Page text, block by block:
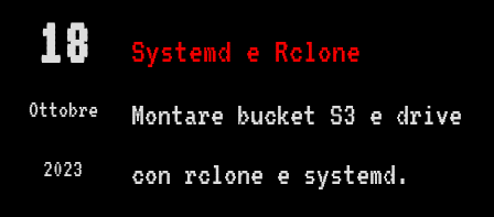
18
Ottobre
2023
Systemd e Rclone
Montare bucket S3 e drive
con rclone e systemd.